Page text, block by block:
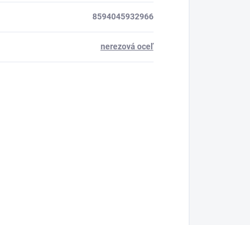
8594045932966
nerezová oceľ